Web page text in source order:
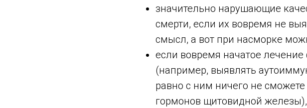
значительно нарушающие
смерти, если их вовремя не
смысл, а вот при насморке
если вовремя начатое лечение
(например, выявлять
равно с ним ничего не
гормонов щитовидной